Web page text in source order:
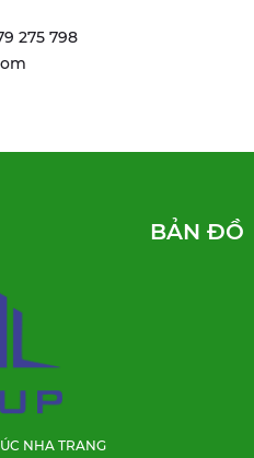
275 798
NHA TRANG
BẢN ĐỒ